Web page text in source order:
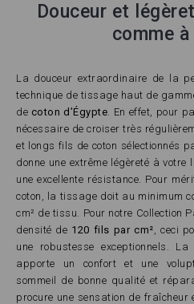
Douceur et
comme à
La douceur extraordinaire de la
technique de tissage haut de
de coton d’Égypte. En effet, pour
nécessaire de croiser très
et longs fils de coton sélectionnés
donne une extrême légèreté à
une excellente résistance. Pour
coton, la tissage doit au minimum
cm² de tissu. Pour notre Collection
densité de 120 fils par cm², ceci
une robustesse exceptionnels.
apporte un confort et une
sommeil de bonne qualité et
procure une sensation de fraîcheur